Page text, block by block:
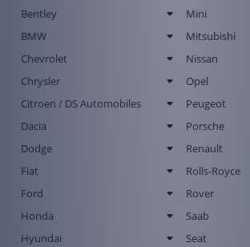
Bentley
BMW
Chevrolet
Chrysler
Citroen / DS Automobiles
Dacia
Dodge
Fiat
Ford
Honda
Hyundai
Mini
Mitsubishi
Nissan
Opel
Peugeot
Porsche
Renault
Rolls-Royce
Rover
Saab
Seat